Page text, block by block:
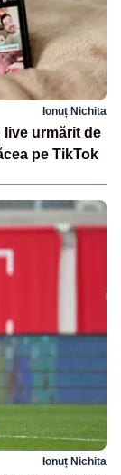
Ionuț Nichita
urmărit de
pe TikTok
Ionuț Nichita